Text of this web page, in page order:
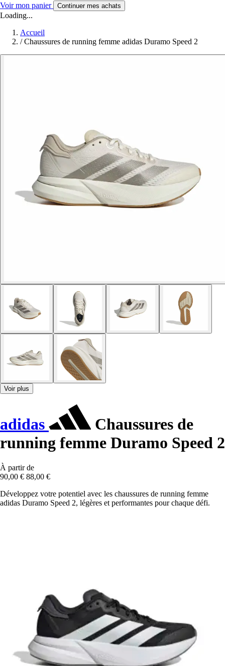
Voir mon panier Continuer mes achats
Loading...
Accueil
/ Chaussures de running femme adidas Duramo Speed 2
Voir plus
adidas
Chaussures de
running femme Duramo Speed 2
À partir de
90,00 € 88,00 €
Développez votre potentiel avec les chaussures de running femme
adidas Duramo Speed 2, légères et performantes pour chaque défi.